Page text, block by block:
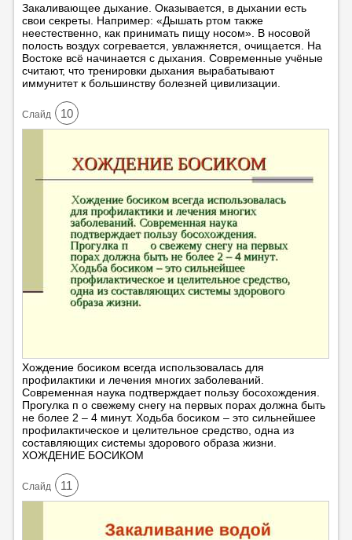
Закаливающее дыхание. Оказывается, в дыхании есть
свои секреты. Например: «Дышать ртом также
неестественно, как принимать пищу носом». В носовой
полость воздух согревается, увлажняется, очищается. На
Востоке всё начинается с дыхания. Современные учёные
считают, что тренировки дыхания вырабатывают
иммунитет к большинству болезней цивилизации.
Cлайд 10
Хождение босиком всегда использовалась для
профилактики и лечения многих заболеваний.
Современная наука подтверждает пользу босохождения.
Прогулка п о свежему снегу на первых порах должна быть
не более 2 – 4 минут. Ходьба босиком – это сильнейшее
профилактическое и целительное средство, одна из
составляющих системы здорового образа жизни.
ХОЖДЕНИЕ БОСИКОМ
Cлайд 11